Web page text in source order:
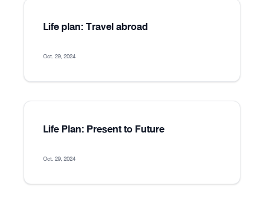
Life plan: Travel abroad
Oct. 29, 2024
Life Plan: Present to Future
Oct. 29, 2024